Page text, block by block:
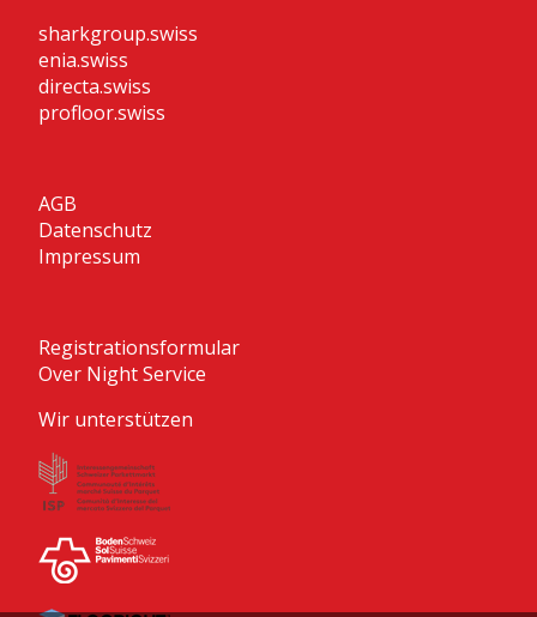
sharkgroup.swiss
enia.swiss
directa.swiss
profloor.swiss
AGB
Datenschutz
Impressum
Registrationsformular
Over Night Service
Wir unterstützen